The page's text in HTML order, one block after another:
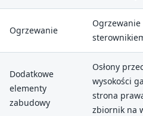
Ogrzewanie
Dodatkowe
elementy
zabudowy
Osłony
wysokości
strona
zbiornik na